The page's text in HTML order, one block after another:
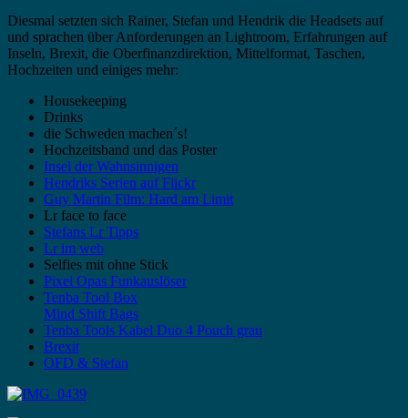
Diesmal setzten sich Rainer, Stefan und Hendrik die Headsets auf
und sprachen über Anforderungen an Lightroom, Erfahrungen auf
Inseln, Brexit, die Oberfinanzdirektion, Mittelformat, Taschen,
Hochzeiten und einiges mehr:
Housekeeping
Drinks
die Schweden machen´s!
Hochzeitsband und das Poster
Insel der Wahnsinnigen
Hendriks Serien auf Flickr
Guy Martin Film: Hard am Limit
Lr face to face
Stefans Lr Tipps
Lr im web
Selfies mit ohne Stick
Pixel Opas Funkauslöser
Tenba Tool Box
Mind Shift Bags
Tenba Tools Kabel Duo 4 Pouch grau
Brexit
OFD & Stefan